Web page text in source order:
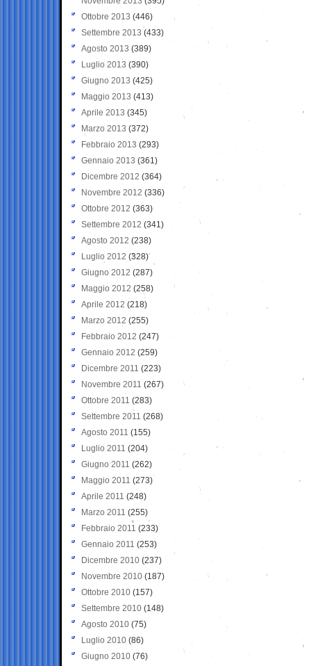
Ottobre 2013 (446)
Settembre 2013 (433)
Agosto 2013 (389)
Luglio 2013 (390)
Giugno 2013 (425)
Maggio 2013 (413)
Aprile 2013 (345)
Marzo 2013 (372)
Febbraio 2013 (293)
Gennaio 2013 (361)
Dicembre 2012 (364)
Novembre 2012 (336)
Ottobre 2012 (363)
Settembre 2012 (341)
Agosto 2012 (238)
Luglio 2012 (328)
Giugno 2012 (287)
Maggio 2012 (258)
Aprile 2012 (218)
Marzo 2012 (255)
Febbraio 2012 (247)
Gennaio 2012 (259)
Dicembre 2011 (223)
Novembre 2011 (267)
Ottobre 2011 (283)
Settembre 2011 (268)
Agosto 2011 (155)
Luglio 2011 (204)
Giugno 2011 (262)
Maggio 2011 (273)
Aprile 2011 (248)
Marzo 2011 (255)
Febbraio 2011 (233)
Gennaio 2011 (253)
Dicembre 2010 (237)
Novembre 2010 (187)
Ottobre 2010 (157)
Settembre 2010 (148)
Agosto 2010 (75)
Luglio 2010 (86)
Giugno 2010 (76)